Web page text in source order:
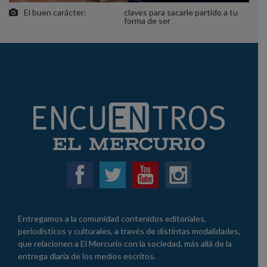
El buen carácter:
claves para sacarle partido a tu
forma de ser
Entregamos a la comunidad contenidos editoriales,
periodísticos y culturales, a través de distintas modalidades,
que relacionen a El Mercurio con la sociedad, más allá de la
entrega diaria de los medios escritos.